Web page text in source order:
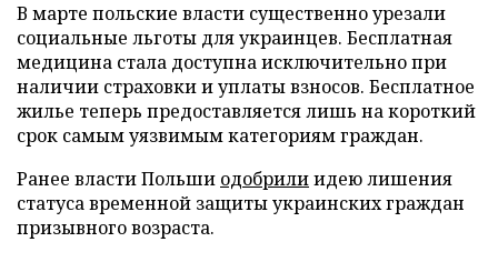
В марте польские власти существенно урезали
социальные льготы для украинцев. Бесплатная
медицина стала доступна исключительно при
наличии страховки и уплаты взносов. Бесплатное
жилье теперь предоставляется лишь на короткий
срок самым уязвимым категориям граждан.
Ранее власти Польши одобрилиидею лишения
статуса временной защиты украинских граждан
призывного возраста.